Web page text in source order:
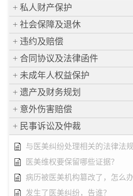
私人财产保护
社会保障及退休
违约及赔偿
合同协议及法律函件
未成年人权益保护
遗产及财务规划
意外伤害赔偿
民事诉讼及仲裁
与医美纠纷处理相关的法律法规
医美维权要保留哪些证据？
病历被医美机构篡改了，怎么办
发生了医美纠纷，告谁？